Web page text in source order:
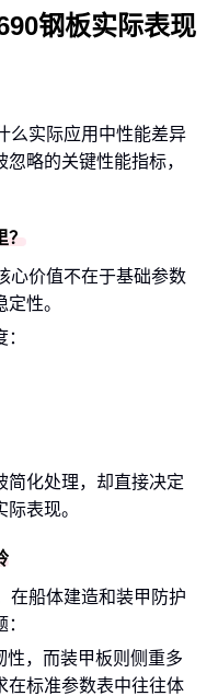
钢板实际表现
么实际应用中性能差异
略的关键性能指标，
心价值不在于基础参数
性。
简化处理，却直接决定
表现。
在船体建造和装甲防护
性，而装甲板则侧重多
标准参数表中往往体